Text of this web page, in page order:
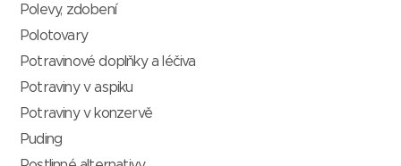
Polevy, zdobení
Polotovary
Potravinové doplňky a léčiva
Potraviny v aspiku
Potraviny v konzervě
Puding